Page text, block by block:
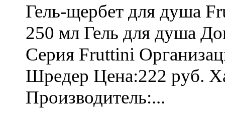
Гель-щербет для душа
250 мл Гель для душа
Серия Fruttini
Шредер Цена:222 руб.
Производитель:...